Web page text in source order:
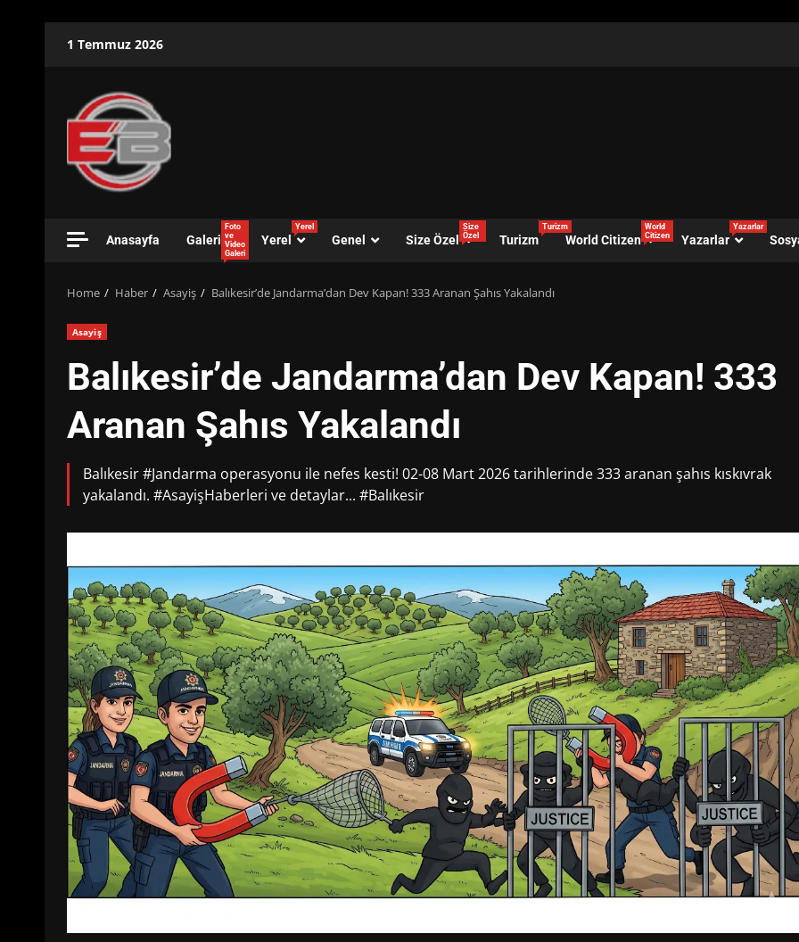
1 Temmuz 2026
Anasayfa Galeri
Foto
ve
Video
Galeri
Yerel
Yerel
Genel Size Özel
Size
Özel
Turizm
Turizm
World Citizen
World
Citizen
Yazarlar
Yazarlar
Home Haber Asayiş Balıkesir’de Jandarma’dan Dev Kapan! 333 Aranan Şahıs Yakalandı
Asayiş
Balıkesir’de Jandarma’dan Dev Kapan! 333
Aranan Şahıs Yakalandı
Balıkesir #Jandarma operasyonu ile nefes kesti! 02-08 Mart 2026 tarihlerinde 333 aranan şahıs kıskıvrak
yakalandı. #AsayişHaberleri ve detaylar... #Balıkesir